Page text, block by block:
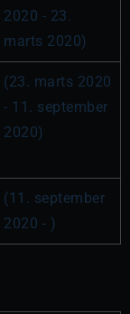
2020 - 23.
marts 2020)
(23. marts 2020
- 11. september
2020)
(11. september
2020 - )